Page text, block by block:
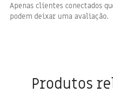
Apenas clientes conectados
podem deixar uma avaliação.
Produtos